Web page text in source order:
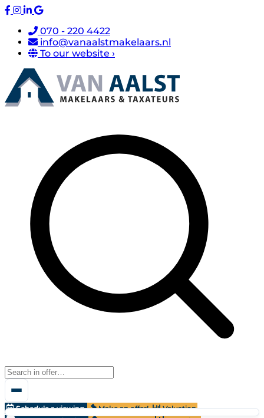
070 - 220 4422
info@vanaalstmakelaars.nl
To our website ›
Schedule a viewing Make an offer!
Valuation